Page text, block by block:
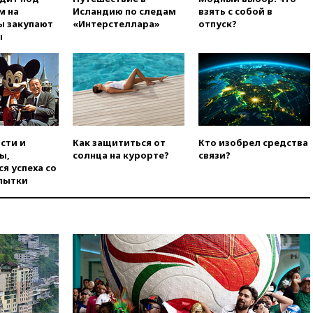
Черном море
вчера, 13:37Пляжи
Геленджика закрыты из-за
опасности БПЛА
вчера, 13:03Испания ввела
погранконтроль для
итальянских туристов
вчера, 12:27 Возгорание на
Лерчек
вчера, 11:07При
столкновении катера и лодки
под Самарой погибли два
человека
на
закупают
Исландию по следам
«Интерстеллара»
взять с собой в
отпуск?
и
успеха со
Как защититься от
солнца на курорте?
Кто изобрел средства
связи?